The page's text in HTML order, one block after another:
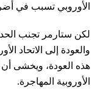
الأوروبي تسبب في
لكن ستارمر تجنب
والعودة إلى الاتحاد
هذه العودة، ويخشى أن
الأوروبية المهاجرة.